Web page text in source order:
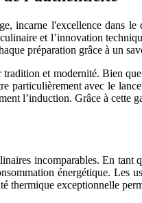
incarne l'excellence dans
et l’innovation
préparation grâce à un
et modernité. Bien
particulièrement avec le
l’induction. Grâce à
incomparables. En
énergétique.
thermique exceptionnelle